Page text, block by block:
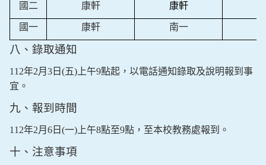
國二 康軒 康軒
國一 康軒 南一
八、錄取通知
112年2月 3 日 (五) 上午9點起，以電話通知錄取及說明報到事
宜。
九、報到時間
112年2月 6 日 (一) 上午8點至9點，至本校教務處報到。
十、注意事項